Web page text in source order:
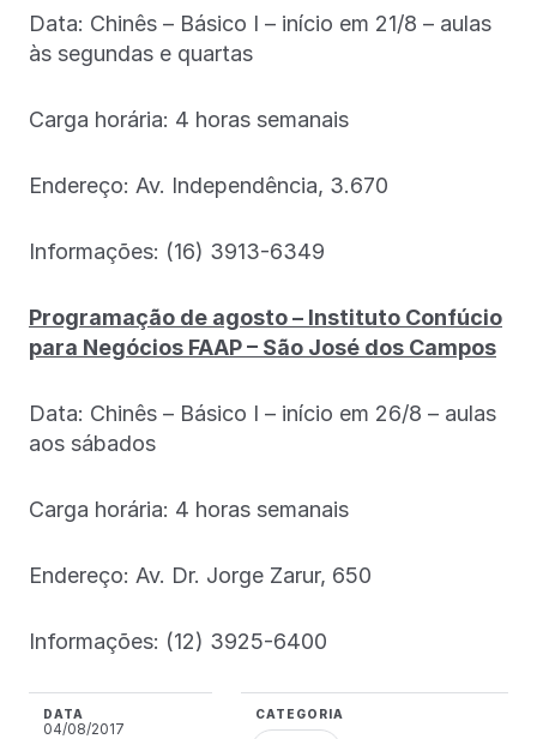
Data: Chinês – Básico I – início em 21/8 – aulas
às segundas e quartas
Carga horária: 4 horas semanais
Endereço: Av. Independência, 3.670
Informações: (16) 3913-6349
Programação de agosto – Instituto Confúcio
para Negócios FAAP – São José dos Campos
Data: Chinês – Básico I – início em 26/8 – aulas
aos sábados
Carga horária: 4 horas semanais
Endereço: Av. Dr. Jorge Zarur, 650
Informações: (12) 3925-6400
DATA
04/08/2017
CATEGORIA